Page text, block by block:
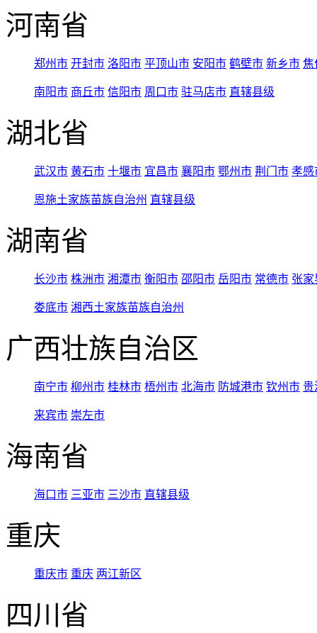
河南省
郑州市 开封市 洛阳市 平顶山市 安阳市 鹤壁市 新乡市 焦
南阳市 商丘市 信阳市 周口市 驻马店市 直辖县级
湖北省
武汉市 黄石市 十堰市 宜昌市 襄阳市 鄂州市 荆门市 孝感
恩施土家族苗族自治州 直辖县级
湖南省
长沙市 株洲市 湘潭市 衡阳市 邵阳市 岳阳市 常德市 张家
娄底市 湘西土家族苗族自治州
广西壮族自治区
南宁市 柳州市 桂林市 梧州市 北海市 防城港市 钦州市 贵
来宾市 崇左市
海南省
海口市 三亚市 三沙市 直辖县级
重庆
重庆市 重庆 两江新区
四川省